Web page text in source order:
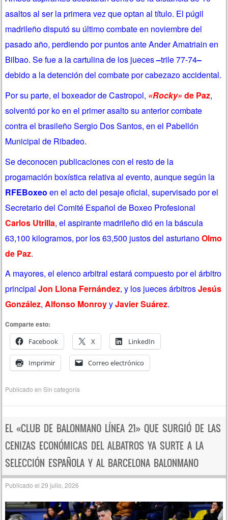
asaltos al ser la primera vez que optan al título. El púgil
madrileño disputó su último combate en noviembre del
pasado año, perdiendo por puntos ante Ander Amatriain en
Bilbao. Se fue a la cartulina de los jueces–trile 77-74–
debido a la detención del combate por cabezazo accidental.
Por su parte, el boxeador de Castropol, «Rocky» de Paz,
solventó por ko en el primer asalto su anterior combate
contra el brasileño Sergio Dos Santos, en el Pabellón
Municipal de Ribadeo.
Se deconocen publicaciones con el resto de la
progamación boxística relativa al evento, aunque según la
RFEBoxeo en el acto del pesaje oficial, supervisado por el
Secretario del Comité Español de Boxeo Profesional
Carlos Utrilla, el aspirante madrileño dió en la báscula
63,100 kilogramos, por los 63,500 justos del asturianoOlmo
de Paz.
A mayores, el elenco arbitral estará compuesto por el árbitro
principalJon Llona Fernández, y los jueces árbitrosJesús
González,Alfonso MonroyyJavier Suárez.
Comparte esto:
Facebook
X LinkedIn
Imprimir Correo electrónico
Publicado enSin categoría
EL «CLUB DE BALONMANO LÍNEA 21» QUE SURGIÓ DE LAS
CENIZAS ECONÓMICAS DEL ALBATROS YA SURTE A LA
SELECCIÓN ESPAÑOLA Y AL BARCELONA BALONMANO
Publicado el29 julio, 2026